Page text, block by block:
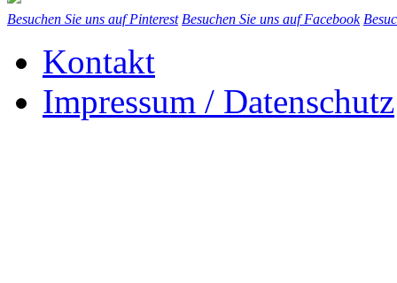
Besuchen Sie uns auf Pinterest Besuchen Sie uns auf Facebook
Kontakt
Impressum / Datenschutz